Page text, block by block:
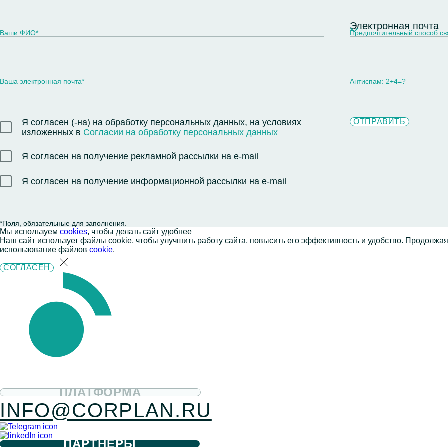
Ваши ФИО* Предпочтительный способ
Электронная почта
Ваша электронная почта* Антиспам: 2+4=?
Я согласен (-на) на обработку персональных данных, на условиях
изложенных в Согласии на обработку персональных данных
Я согласен на получение рекламной рассылки на e-mail
Я согласен на получение информационной рассылки на e-mail
*Поля, обязательные для заполнения.
Мы используем cookies, чтобы делать сайт удобнее
Наш сайт использует файлы cookie, чтобы улучшить работу сайта, повысить его эффективность и удобство.
использование файлов cookie.
СОГЛАСЕН
ПЛАТФОРМА
INFO@CORPLAN.RU
ПАРТНЕРЫ